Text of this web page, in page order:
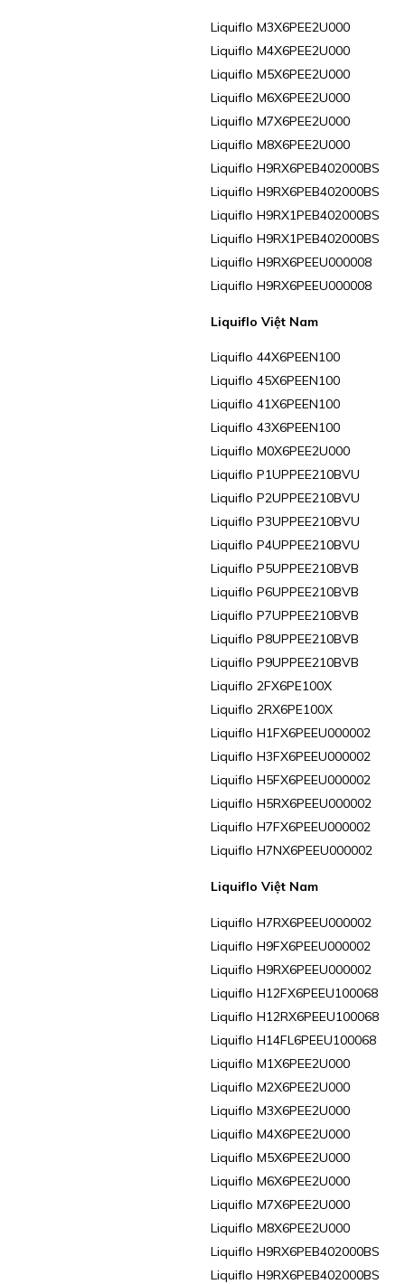
Liquiflo M3X6PEE2U000
Liquiflo M4X6PEE2U000
Liquiflo M5X6PEE2U000
Liquiflo M6X6PEE2U000
Liquiflo M7X6PEE2U000
Liquiflo M8X6PEE2U000
Liquiflo H9RX6PEB402000BS
Liquiflo H9RX6PEB402000BS
Liquiflo H9RX1PEB402000BS
Liquiflo H9RX1PEB402000BS
Liquiflo H9RX6PEEU000008
Liquiflo H9RX6PEEU000008
Liquiflo Việt Nam
Liquiflo 44X6PEEN100
Liquiflo 45X6PEEN100
Liquiflo 41X6PEEN100
Liquiflo 43X6PEEN100
Liquiflo M0X6PEE2U000
Liquiflo P1UPPEE210BVU
Liquiflo P2UPPEE210BVU
Liquiflo P3UPPEE210BVU
Liquiflo P4UPPEE210BVU
Liquiflo P5UPPEE210BVB
Liquiflo P6UPPEE210BVB
Liquiflo P7UPPEE210BVB
Liquiflo P8UPPEE210BVB
Liquiflo P9UPPEE210BVB
Liquiflo 2FX6PE100X
Liquiflo 2RX6PE100X
Liquiflo H1FX6PEEU000002
Liquiflo H3FX6PEEU000002
Liquiflo H5FX6PEEU000002
Liquiflo H5RX6PEEU000002
Liquiflo H7FX6PEEU000002
Liquiflo H7NX6PEEU000002
Liquiflo Việt Nam
Liquiflo H7RX6PEEU000002
Liquiflo H9FX6PEEU000002
Liquiflo H9RX6PEEU000002
Liquiflo H12FX6PEEU100068
Liquiflo H12RX6PEEU100068
Liquiflo H14FL6PEEU100068
Liquiflo M1X6PEE2U000
Liquiflo M2X6PEE2U000
Liquiflo M3X6PEE2U000
Liquiflo M4X6PEE2U000
Liquiflo M5X6PEE2U000
Liquiflo M6X6PEE2U000
Liquiflo M7X6PEE2U000
Liquiflo M8X6PEE2U000
Liquiflo H9RX6PEB402000BS
Liquiflo H9RX6PEB402000BS